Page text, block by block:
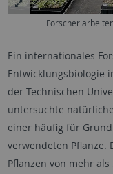
Forscher
Ein internationales
Entwicklungsbiologie
der Technischen
untersuchte
einer häufig für
verwendeten Pflanze.
Pflanzen von mehr